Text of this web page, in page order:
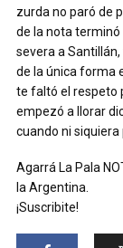
zurda no paró de
de la nota
severa a
de la única forma
te faltó el respeto
empezó a llorar
cuando ni
Agarrá La Pala
la Argentina.
¡Suscribite!